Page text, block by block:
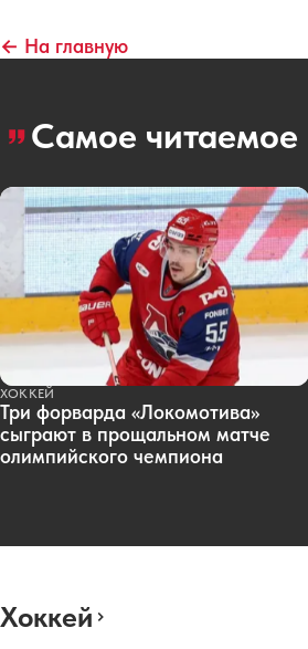
← На главную
Самое читаемое
ХОККЕЙ
Три форварда «Локомотива»
сыграют в прощальном матче
олимпийского чемпиона
Хоккей